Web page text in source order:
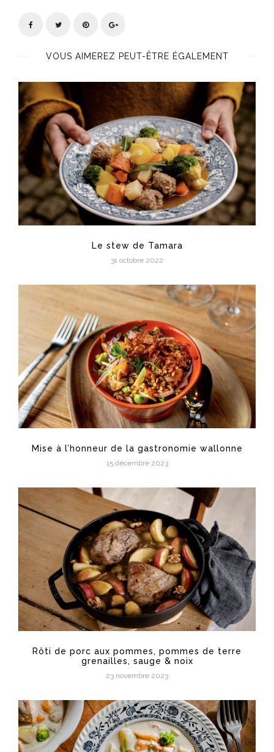
VOUS AIMEREZ PEUT-ÊTRE ÉGALEMENT
Le stew de Tamara
31 octobre 2022
Mise à l’honneur de la gastronomie wallonne
15 décembre 2023
Rôti de porc aux pommes, pommes de terre
grenailles, sauge & noix
23 novembre 2023